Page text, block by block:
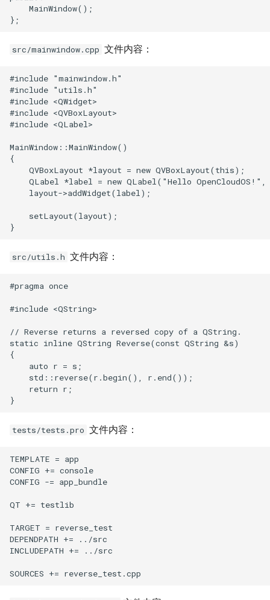
    MainWindow();
src/mainwindow.cpp 文件内容：
#include "mainwindow.h"
#include "utils.h"
#include <QWidget>
#include <QVBoxLayout>
#include <QLabel>
MainWindow::MainWindow()
{
    QVBoxLayout *layout = new QVBoxLayout(this);
QLabel *label = new QLabel("Hello OpenCloudOS!",
    layout->addWidget(label);
    setLayout(layout);
src/utils.h 文件内容：
#pragma once
#include <QString>
// Reverse returns a reversed copy of a QString.
static inline QString Reverse(const QString &s)
{
    auto r = s;
    std::reverse(r.begin(), r.end());
    return r;
tests/tests.pro 文件内容：
TEMPLATE = app
CONFIG += console
CONFIG -= app_bundle
QT += testlib
TARGET = reverse_test
DEPENDPATH += ../src
INCLUDEPATH += ../src